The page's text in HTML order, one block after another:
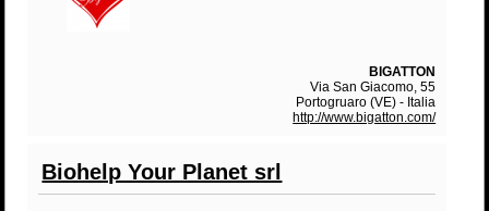
BIGATTON
Via San Giacomo, 55
Portogruaro (VE) - Italia
http://www.bigatton.com/
Biohelp Your Planet srl